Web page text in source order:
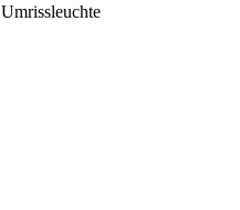
Umrissleuchte